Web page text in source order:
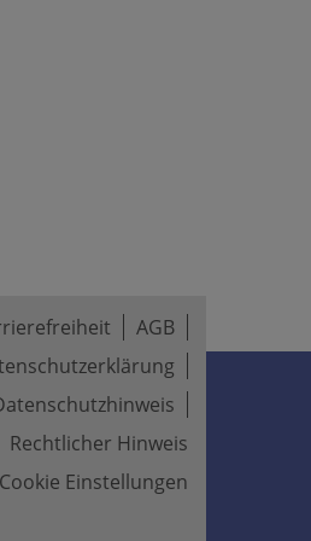
AGB
Rechtlicher Hinweis
Cookie Einstellungen